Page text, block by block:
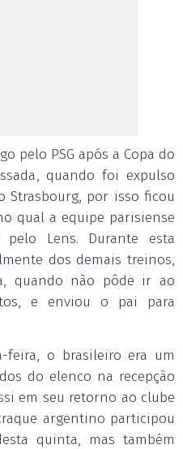
pelo PSG após a Copa do
quando foi expulso
Strasbourg, por isso ficou
qual a equipe parisiense
Lens. Durante esta
dos demais treinos,
quando não pôde ir ao
e enviou o pai para
feira, o brasileiro era um
do elenco na recepção
em seu retorno ao clube
argentino participou
quinta, mas também